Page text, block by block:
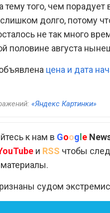
тему того, чем
долго, потому
не так много
половине августа
цена и дата
«Яндекс Картинки»
к нам в Goog e
и RSS чтобы
судом